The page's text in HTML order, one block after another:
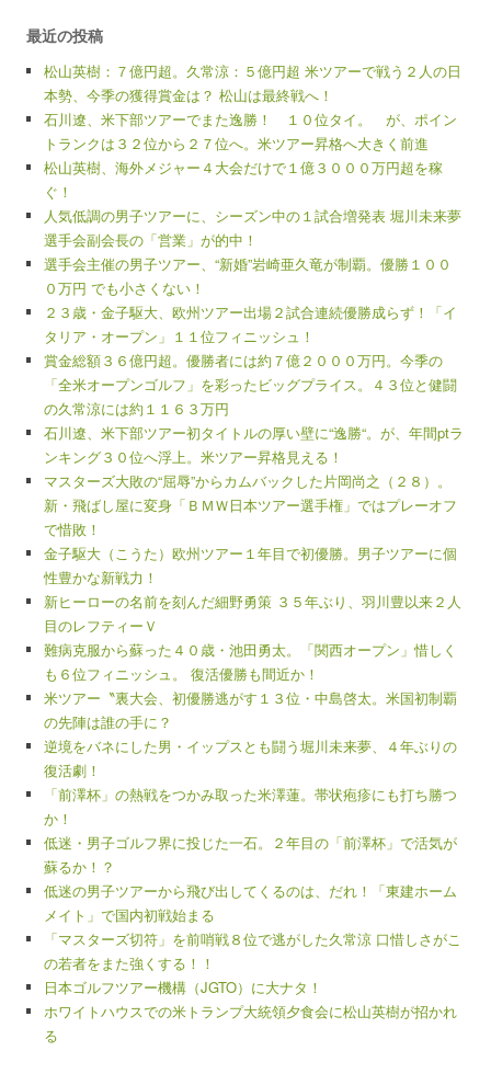
最近の投稿
松山英樹：７億円超。久常涼：５億円超 米ツアーで戦う２人の日
本勢、今季の獲得賞金は？ 松山は最終戦へ！
石川遼、米下部ツアーでまた逸勝！ １０位タイ。 が、ポイン
トランクは３２位から２７位へ。米ツアー昇格へ大きく前進
松山英樹、海外メジャー４大会だけで１億３０００万円超を稼
ぐ！
人気低調の男子ツアーに、シーズン中の１試合増発表 堀川未来夢
選手会副会長の「営業」が的中！
選手会主催の男子ツアー、“新婚”岩崎亜久竜が制覇。優勝１００
０万円 でも小さくない！
２３歳・金子駆大、欧州ツアー出場２試合連続優勝成らず！「イ
タリア・オープン」１１位フィニッシュ！
賞金総額３６億円超。優勝者には約７億２０００万円。今季の
「全米オープンゴルフ」を彩ったビッグプライス。４３位と健闘
の久常涼には約１１６３万円
石川遼、米下部ツアー初タイトルの厚い壁に“逸勝“。が、年間ptラ
ンキング３０位へ浮上。米ツアー昇格見える！
マスターズ大敗の“屈辱”からカムバックした片岡尚之（２８）。
新・飛ばし屋に変身「ＢＭＷ日本ツアー選手権」ではプレーオフ
で惜敗！
金子駆大（こうた）欧州ツアー１年目で初優勝。男子ツアーに個
性豊かな新戦力！
新ヒーローの名前を刻んだ細野勇策 ３５年ぶり、羽川豊以来２人
目のレフティーＶ
難病克服から蘇った４０歳・池田勇太。「関西オープン」惜しく
も６位フィニッシュ。 復活優勝も間近か！
米ツアー〝裏大会、初優勝逃がす１３位・中島啓太。米国初制覇
の先陣は誰の手に？
逆境をバネにした男・イップスとも闘う堀川未来夢、４年ぶりの
復活劇！
「前澤杯」の熱戦をつかみ取った米澤蓮。帯状疱疹にも打ち勝つ
か！
低迷・男子ゴルフ界に投じた一石。２年目の「前澤杯」で活気が
蘇るか！？
低迷の男子ツアーから飛び出してくるのは、だれ！「東建ホーム
メイト」で国内初戦始まる
「マスターズ切符」を前哨戦８位で逃がした久常涼 口惜しさがこ
の若者をまた強くする！！
日本ゴルフツアー機構（JGTO）に大ナタ！
ホワイトハウスでの米トランプ大統領夕食会に松山英樹が招かれ
る